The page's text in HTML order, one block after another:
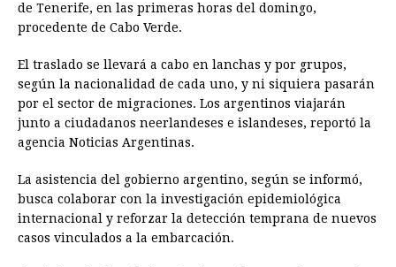
de Tenerife, en las primeras horas del domingo,
procedente de Cabo Verde.
El traslado se llevará a cabo en lanchas y por grupos,
según la nacionalidad de cada uno, y ni siquiera pasarán
por el sector de migraciones. Los argentinos viajarán
junto a ciudadanos neerlandeses e islandeses, reportó la
agencia Noticias Argentinas.
La asistencia del gobierno argentino, según se informó,
busca colaborar con la investigación epidemiológica
internacional y reforzar la detección temprana de nuevos
casos vinculados a la embarcación.